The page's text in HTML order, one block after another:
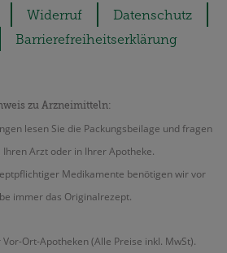
Widerruf
Datenschutz
Barrierefreiheitserklärung
zu Arzneimitteln:
lesen Sie die Packungsbeilage und fragen
Ihren Arzt oder in Ihrer Apotheke.
Medikamente benötigen wir vor
immer das Originalrezept.
Ort-Apotheken (Alle Preise inkl. MwSt).